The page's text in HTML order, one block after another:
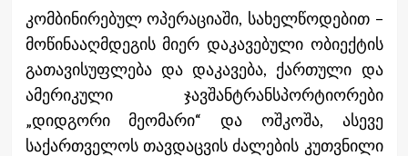
კომბინირებულ ოპერაციაში, სახელწოდებით –
მოწინააღმდეგის მიერ დაკავებული ობიექტის
გათავისუფლება და დაკავება, ქართული და
ამერიკული ჯავშანტრანსპორტიორები
„დიდგორი მეომარი“ და ოშკოშა, ასევე
საქართველოს თავდაცვის ძალების კუთვნილი